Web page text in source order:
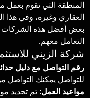
المنطقة التي تقوم بعمل
العقاري وغيره، وفي
بعض أفضل هذه الشركات
التعامل معهم.
شركة الزيني
رقم التواصل مع دليل
للتواصل يمكنك التواصل
مواعيد العمل: تم تحديد